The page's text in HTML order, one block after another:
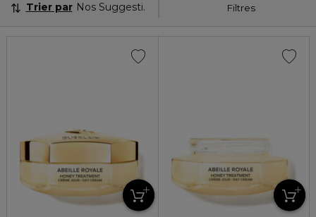
Filtres
Trier par Nos Suggestions